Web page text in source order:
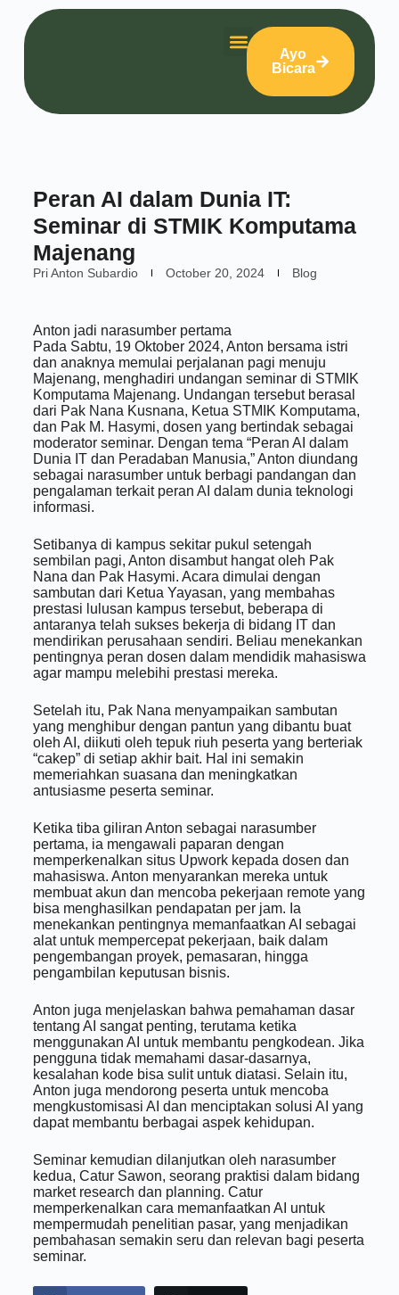
Ayo
Bicara
Peran AI dalam Dunia IT:
Seminar di STMIK Komputama
Majenang
Pri Anton Subardio October 20, 2024 Blog
Anton jadi narasumber pertama
Pada Sabtu, 19 Oktober 2024, Anton bersama istri
dan anaknya memulai perjalanan pagi menuju
Majenang, menghadiri undangan seminar di STMIK
Komputama Majenang. Undangan tersebut berasal
dari Pak Nana Kusnana, Ketua STMIK Komputama,
dan Pak M. Hasymi, dosen yang bertindak sebagai
moderator seminar. Dengan tema “Peran AI dalam
Dunia IT dan Peradaban Manusia,” Anton diundang
sebagai narasumber untuk berbagi pandangan dan
pengalaman terkait peran AI dalam dunia teknologi
informasi.
Setibanya di kampus sekitar pukul setengah
sembilan pagi, Anton disambut hangat oleh Pak
Nana dan Pak Hasymi. Acara dimulai dengan
sambutan dari Ketua Yayasan, yang membahas
prestasi lulusan kampus tersebut, beberapa di
antaranya telah sukses bekerja di bidang IT dan
mendirikan perusahaan sendiri. Beliau menekankan
pentingnya peran dosen dalam mendidik mahasiswa
agar mampu melebihi prestasi mereka.
Setelah itu, Pak Nana menyampaikan sambutan
yang menghibur dengan pantun yang dibantu buat
oleh AI, diikuti oleh tepuk riuh peserta yang berteriak
“cakep” di setiap akhir bait. Hal ini semakin
memeriahkan suasana dan meningkatkan
antusiasme peserta seminar.
Ketika tiba giliran Anton sebagai narasumber
pertama, ia mengawali paparan dengan
memperkenalkan situs Upwork kepada dosen dan
mahasiswa. Anton menyarankan mereka untuk
membuat akun dan mencoba pekerjaan remote yang
bisa menghasilkan pendapatan per jam. Ia
menekankan pentingnya memanfaatkan AI sebagai
alat untuk mempercepat pekerjaan, baik dalam
pengembangan proyek, pemasaran, hingga
pengambilan keputusan bisnis.
Anton juga menjelaskan bahwa pemahaman dasar
tentang AI sangat penting, terutama ketika
menggunakan AI untuk membantu pengkodean. Jika
pengguna tidak memahami dasar-dasarnya,
kesalahan kode bisa sulit untuk diatasi. Selain itu,
Anton juga mendorong peserta untuk mencoba
mengkustomisasi AI dan menciptakan solusi AI yang
dapat membantu berbagai aspek kehidupan.
Seminar kemudian dilanjutkan oleh narasumber
kedua, Catur Sawon, seorang praktisi dalam bidang
market research dan planning. Catur
memperkenalkan cara memanfaatkan AI untuk
mempermudah penelitian pasar, yang menjadikan
pembahasan semakin seru dan relevan bagi peserta
seminar.